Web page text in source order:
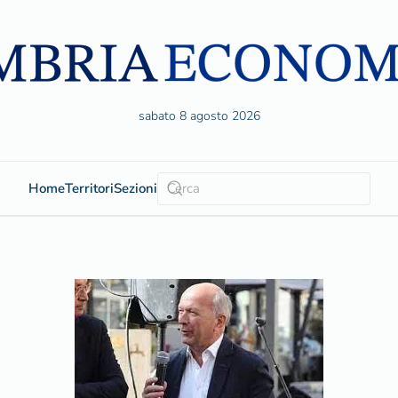
sabato 8 agosto 2026
HomeTerritoriSezioni